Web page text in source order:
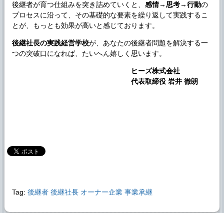
後継者が育つ仕組みを突き詰めていくと、 感情→思考→行動の
プロセスに沿って、その基礎的な要素を繰り返して実践するこ
とが、もっとも効果が高いと感じております。
後継社長の実践経営学校が、あなたの後継者問題を解決する一
つの突破口になれば、たいへん嬉しく思います。
ヒーズ株式会社
代表取締役 岩井 徹朗
Tag: 後継者 後継社長 オーナー企業 事業承継